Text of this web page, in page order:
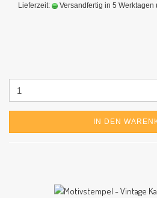
Lieferzeit: Versandfertig in 5 Werktagen
IN DEN